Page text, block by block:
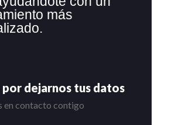
más
por dejarnos tus datos
en contacto contigo